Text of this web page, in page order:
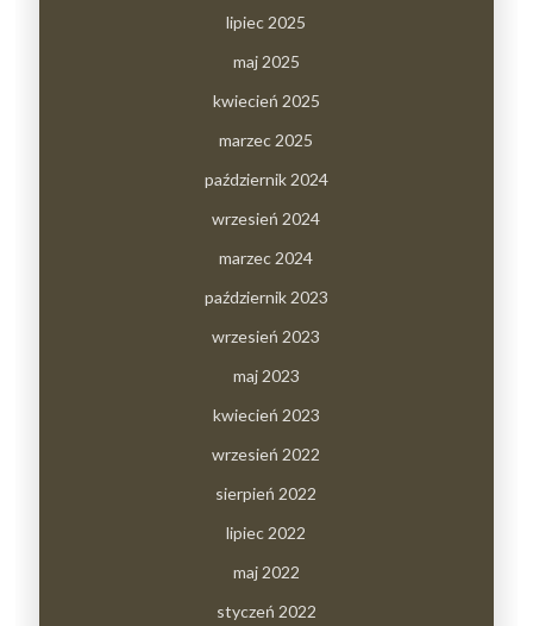
lipiec 2025
maj 2025
kwiecień 2025
marzec 2025
październik 2024
wrzesień 2024
marzec 2024
październik 2023
wrzesień 2023
maj 2023
kwiecień 2023
wrzesień 2022
sierpień 2022
lipiec 2022
maj 2022
styczeń 2022